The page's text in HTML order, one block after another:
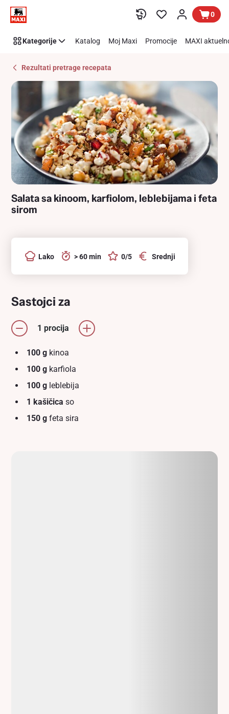
Preskoči link
Recipe
Details
0
Kategorije Katalog Moj Maxi Promocije MAXI
Rezultati pretrage recepata
Salata sa kinoom, karfiolom, leblebijama i feta
sirom
Lako > 60 min 0/5 Srednji
Sastojci za
1 procija
100 g kinoa
100 g karfiola
100 g leblebija
1 kašičica so
150 g feta sira